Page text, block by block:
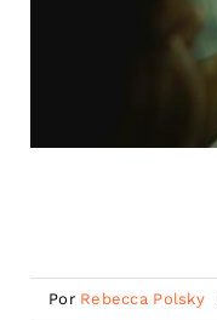
Por Rebecca Polsky